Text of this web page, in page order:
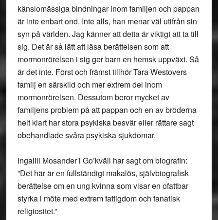
känslomässiga bindningar inom familjen och pappan
är inte enbart ond. Inte alls, han menar väl utifrån sin
syn på världen. Jag känner att detta är viktigt att ta till
sig. Det är så lätt att läsa berättelsen som att
mormonrörelsen i sig ger barn en hemsk uppväxt. Så
är det inte. Först och främst tillhör Tara Westovers
familj en särskild och mer extrem del inom
mormonrörelsen. Dessutom beror mycket av
familjens problem på att pappan och en av bröderna
helt klart har stora psykiska besvär eller rättare sagt
obehandlade svåra psykiska sjukdomar.
Ingalill Mosander i Go’kväll har sagt om biografin:
”Det här är en fullständigt makalös, självbiografisk
berättelse om en ung kvinna som visar en ofattbar
styrka i möte med extrem fattigdom och fanatisk
religiositet.”